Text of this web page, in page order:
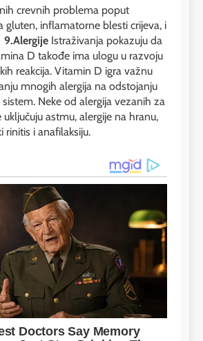
crevnih problema poput
gluten, inflamatorne blesti crijeva, i
9.Alergije Istraživanja pokazuju da
D takođe ima ulogu u razvoju
reakcija. Vitamin D igra važnu
mnogih alergija na odstojanju
Neke od alergija vezanih za
uključuju astmu, alergije na hranu,
rinitis i anafilaksiju.